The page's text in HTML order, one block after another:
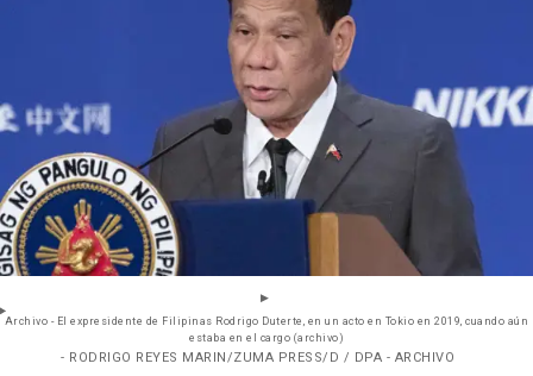
Archivo - El expresidente de Filipinas Rodrigo Duterte, en un acto en Tokio en 2019, cuando aún
estaba en el cargo (archivo)
- RODRIGO REYES MARIN/ZUMA PRESS/D / DPA - ARCHIVO